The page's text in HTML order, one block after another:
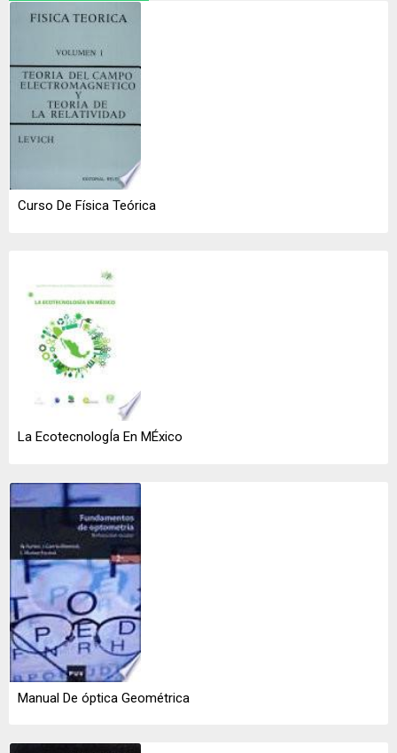
Curso De Física Teórica
La EcotecnologÍa En MÉxico
Manual De óptica Geométrica